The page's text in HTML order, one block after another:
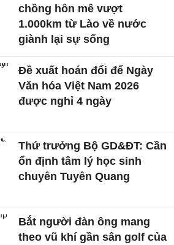
chồng hôn mê vượt
1.000km từ Lào về nước
giành lại sự sống
Đề xuất hoán đổi để Ngày
Văn hóa Việt Nam 2026
được nghỉ 4 ngày
Thứ trưởng Bộ GD&ĐT: Cần
ổn định tâm lý học sinh
chuyên Tuyên Quang
Bắt người đàn ông mang
theo vũ khí gần sân golf của